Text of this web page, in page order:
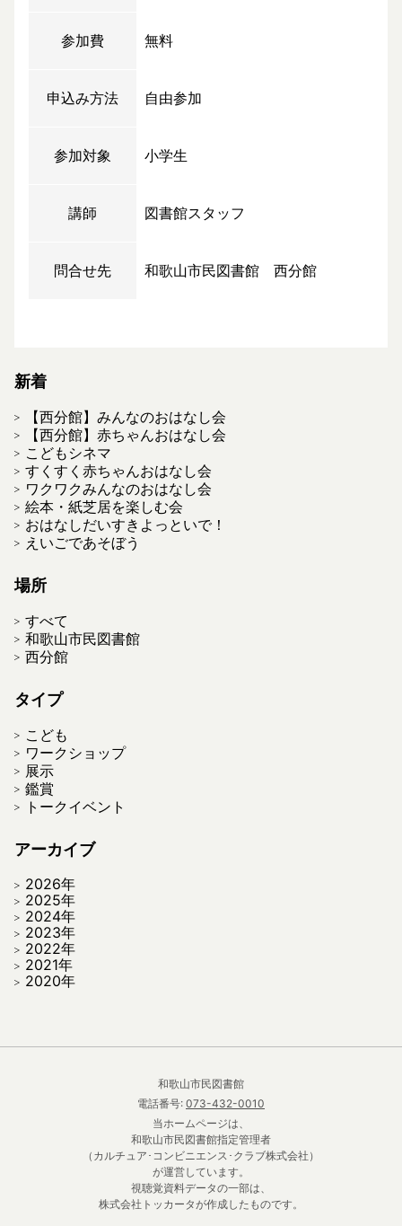
参加費 無料
申込み方法 自由参加
参加対象 小学生
講師 図書館スタッフ
問合せ先 和歌山市民図書館 西分館
新着
【西分館】みんなのおはなし会
【西分館】赤ちゃんおはなし会
こどもシネマ
すくすく赤ちゃんおはなし会
ワクワクみんなのおはなし会
絵本・紙芝居を楽しむ会
おはなしだいすきよっといで！
えいごであそぼう
場所
すべて
和歌山市民図書館
西分館
タイプ
こども
ワークショップ
展示
鑑賞
トークイベント
アーカイブ
2026年
2025年
2024年
2023年
2022年
2021年
2020年
和歌山市民図書館
電話番号: 073-432-0010
当ホームページは、
和歌山市民図書館指定管理者
（カルチュア･コンビニエンス･クラブ株式会社）
が運営しています。
視聴覚資料データの一部は、
株式会社トッカータが作成したものです。